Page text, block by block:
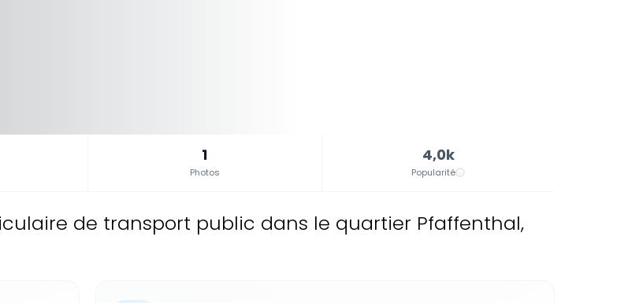
1
Photos
4,0k
Popularité
de transport public dans le quartier Pfaffenthal,